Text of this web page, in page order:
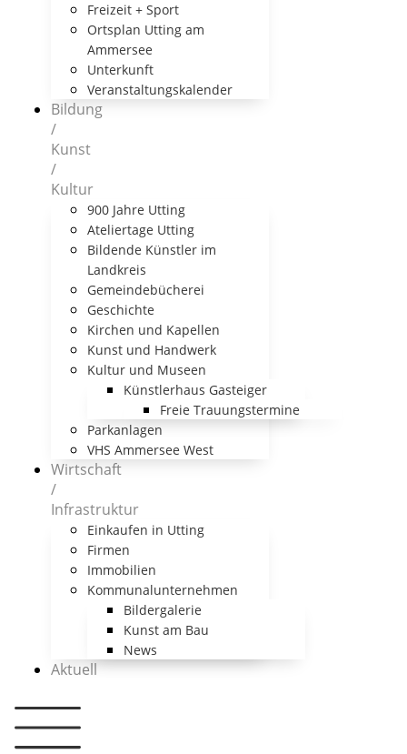
Freizeit + Sport
Ortsplan Utting am
Ammersee
Unterkunft
Veranstaltungskalender
Bildung
/
Kunst
/
Kultur
900 Jahre Utting
Ateliertage Utting
Bildende Künstler im
Landkreis
Gemeindebücherei
Geschichte
Kirchen und Kapellen
Kunst und Handwerk
Kultur und Museen
Künstlerhaus Gasteiger
Freie Trauungstermine
Parkanlagen
VHS Ammersee West
Wirtschaft
/
Infrastruktur
Einkaufen in Utting
Firmen
Immobilien
Kommunalunternehmen
Bildergalerie
Kunst am Bau
News
Aktuell